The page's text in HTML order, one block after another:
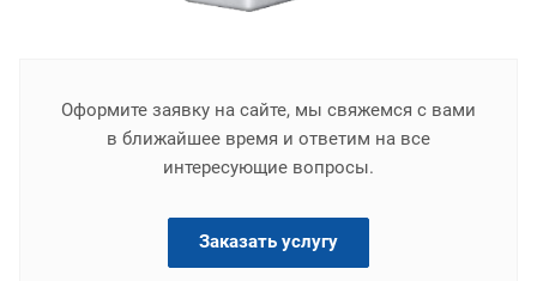
Оформите заявку на сайте, мы свяжемся с вами
в ближайшее время и ответим на все
интересующие вопросы.
Заказать услугу